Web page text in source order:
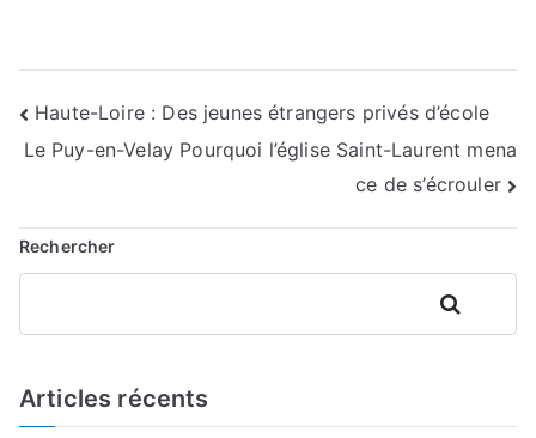
Navigation
de
l’article
Haute-Loire : Des jeunes étrangers privés d’école
Le Puy-en-Velay Pourquoi l’église Saint-Laurent mena
ce de s’écrouler
Rechercher
Rechercher
Articles récents